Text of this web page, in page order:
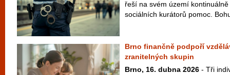
řeší na svém území
sociálních kurátorů pomoc.
Brno finančně podpoří
zranitelných skupin
Brno, 16. dubna 2026 - Tři